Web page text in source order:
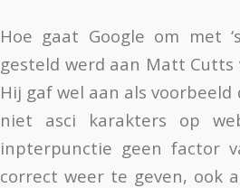
Hoe gaat Google om met
gesteld werd aan Matt Cutts
Hij gaf wel aan als
niet asci karakters op
inpterpunctie geen factor
correct weer te geven, ook